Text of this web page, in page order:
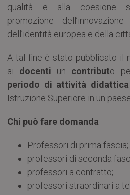
qualità e alla coesione
promozione
dell’identità europea e della
A tal fine è stato pubblicato il
ai docenti un contributo
periodo di attività didattica
Istruzione Superiore in un
Chi può fare domanda
Professori di prima fascia;
professori di seconda
professori a contratto;
professori straordinari a